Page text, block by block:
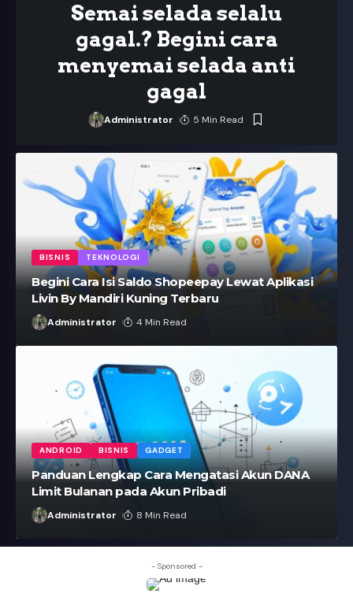
Semai selada selalu
gagal.? Begini cara
menyemai selada anti
gagal
Administrator 5 Min Read
BISNIS TEKNOLOGI
Begini Cara Isi Saldo Shopeepay Lewat Aplikasi
Livin By Mandiri Kuning Terbaru
Administrator 4 Min Read
ANDROID BISNIS GADGET
Panduan Lengkap Cara Mengatasi Akun DANA
Limit Bulanan pada Akun Pribadi
Administrator 8 Min Read
- Sponsored -